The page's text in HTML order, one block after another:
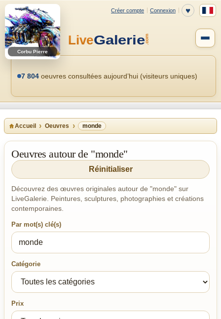
Corbu Pierre
7 804 oeuvres consultées aujourd’hui (visiteurs uniques)
Accueil Oeuvres monde
Oeuvres autour de "monde"
Réinitialiser
Découvrez des œuvres originales autour de "monde" sur
LiveGalerie. Peintures, sculptures, photographies et créations
contemporaines.
Par mot(s) clé(s)
Catégorie
Prix